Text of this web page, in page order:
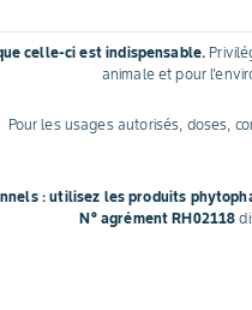
celle-ci est indispensable.
animale et pour
Pour les usages autorisés, doses,
: utilisez les produits
N° agrément RH02118